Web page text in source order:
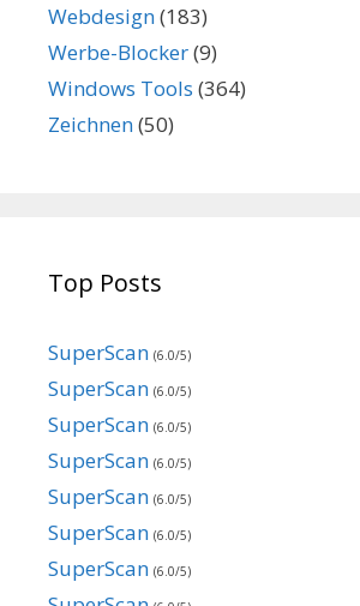
Webdesign(183)
Werbe-Blocker(9)
Windows Tools (364)
Zeichnen(50)
Top Posts
SuperScan (6.0/5)
SuperScan (6.0/5)
SuperScan (6.0/5)
SuperScan (6.0/5)
SuperScan (6.0/5)
SuperScan (6.0/5)
SuperScan (6.0/5)